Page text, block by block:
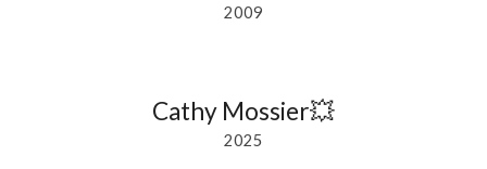
2009
Cathy Mossier💥
2025